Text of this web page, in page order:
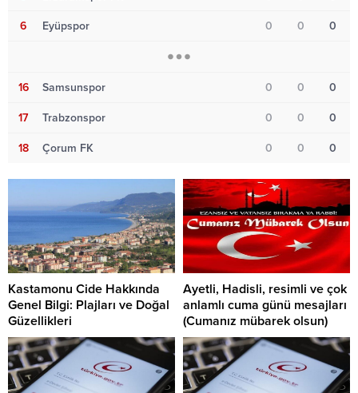
6 Eyüpspor 0 0 0
16 Samsunspor 0 0 0
17 Trabzonspor 0 0 0
18 Çorum FK 0 0 0
Kastamonu Cide Hakkında
Genel Bilgi: Plajları ve Doğal
Güzellikleri
Ayetli, Hadisli, resimli ve çok
anlamlı cuma günü mesajları
(Cumanız mübarek olsun)